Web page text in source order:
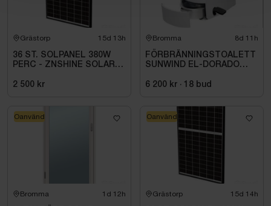
Grästorp 15d 13h
36 ST. SOLPANEL 380W
PERC - ZNSHINE SOLAR-
2 500 kr
Bromma 8d 11h
FÖRBRÄNNINGSTOALETT
SUNWIND EL-DORADO
6 200 kr · 18 bud
Bromma 1d 12h
Oanvänd
Grästorp 15d 14h
Oanvänd